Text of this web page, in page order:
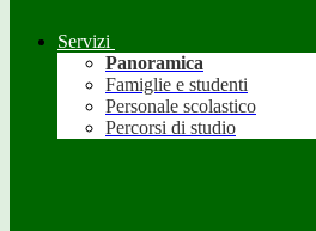
Servizi
Panoramica
Famiglie e studenti
Personale scolastico
Percorsi di studio